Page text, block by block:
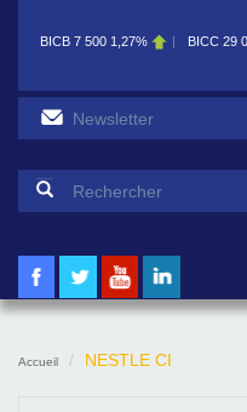
BICB 7 500 1,27% BICC 29
Formulaire
Accueil NESTLE CI